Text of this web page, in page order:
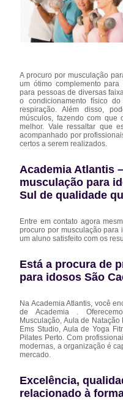
A procuro por musculação
um ótimo complemento
para pessoas de diversas
o condicionamento físico
respiração. Além disso,
músculos, fazendo com que
melhor. Vale ressaltar que
acompanhado por
certos a serem realizados.
Academia Atlantis
musculação para
Sul de qualidade
Entre em contato agora
procuro por musculação para
um aluno satisfeito com os
Está a procura de
para idosos São
Na Academia Atlantis, você
de Academia .
Musculação, Aula de Natação
Ems Studio, Aula de Yoga
Pilates Perto. Com
modernas, a organização é
mercado.
Excelência,
relacionado à